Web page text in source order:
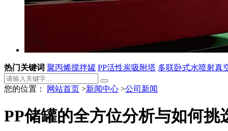
热门关键词 聚丙烯搅拌罐 PP活性炭吸附塔 多联卧式水喷射真
您的位置： 网站首页 >新闻中心 >公司新闻
PP储罐的全方位分析与如何挑